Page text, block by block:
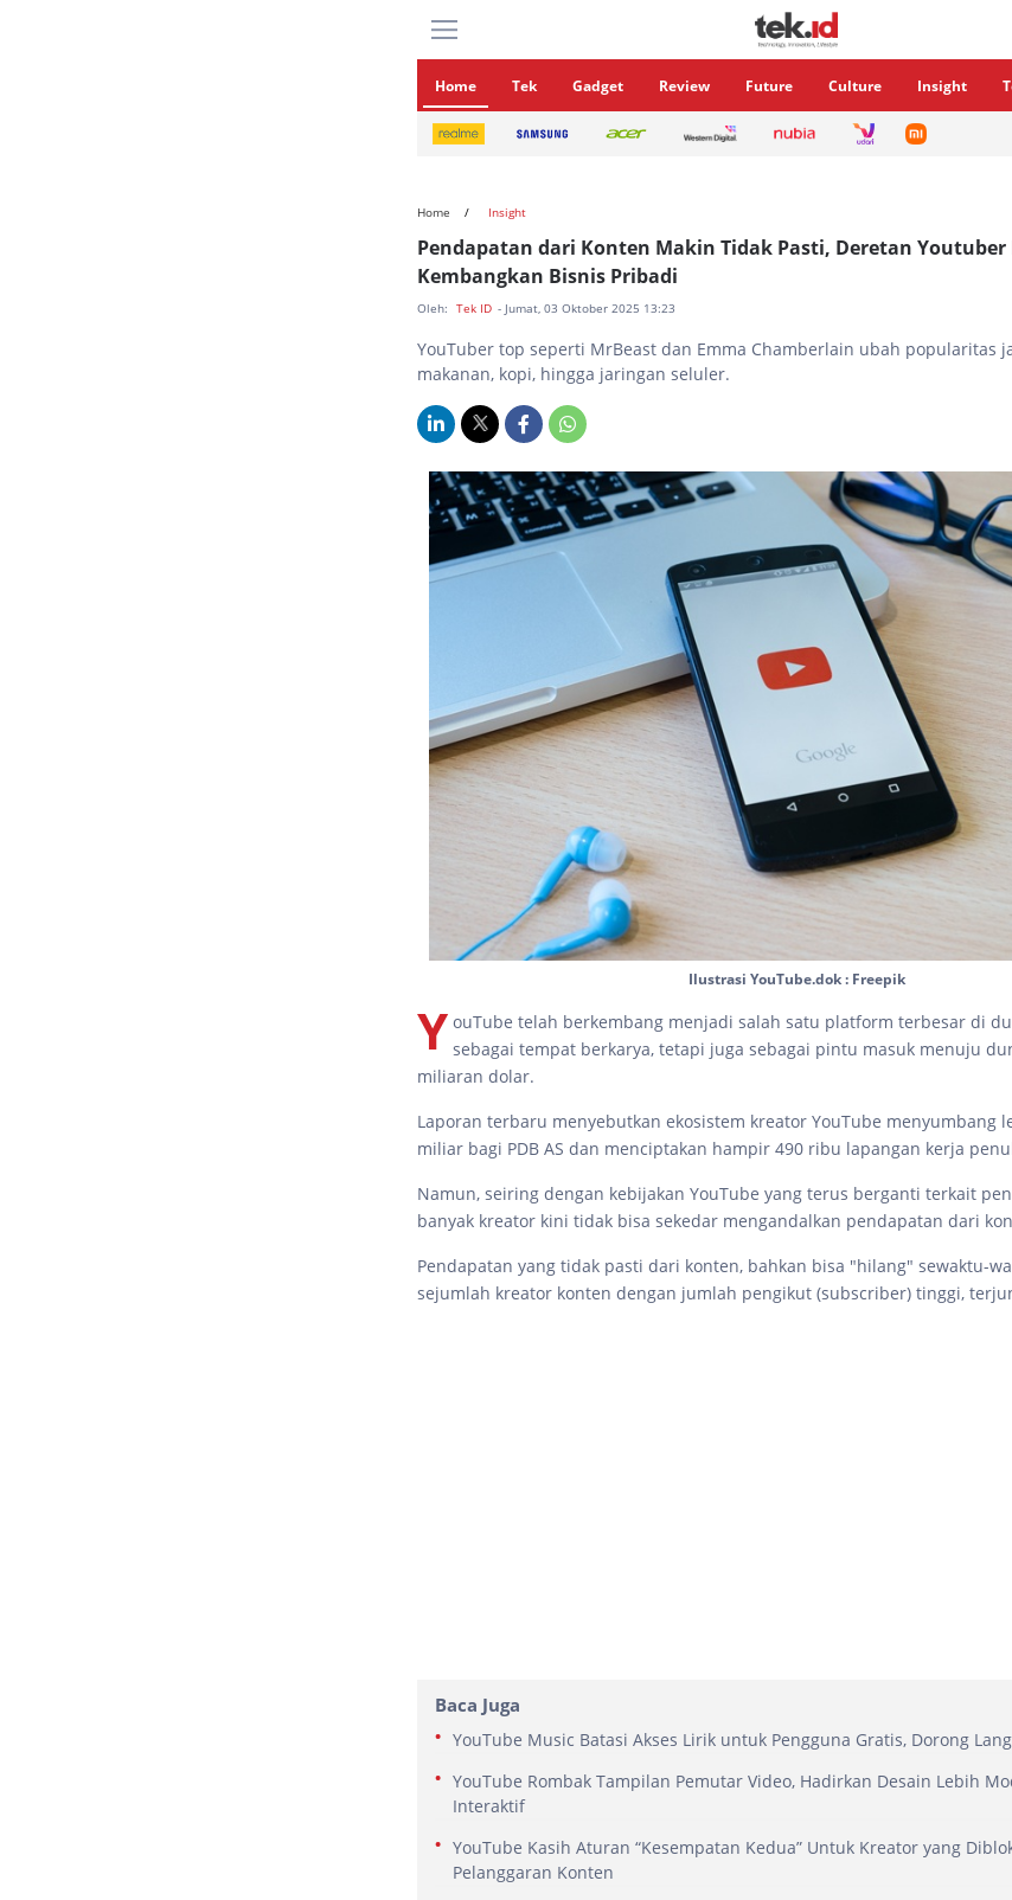
Home Tek Gadget Review Future Culture Insight
Home Insight
Pendapatan dari Konten Makin Tidak Pasti, Deretan Youtuber
Kembangkan Bisnis Pribadi
Oleh: Tek ID - Jumat, 03 Oktober 2025 13:23
YouTuber top seperti MrBeast dan Emma Chamberlain ubah popularitas
makanan, kopi, hingga jaringan seluler.
Ilustrasi YouTube.dok : Freepik
Y ouTube telah berkembang menjadi salah satu platform terbesar di
sebagai tempat berkarya, tetapi juga sebagai pintu masuk menuju
miliaran dolar.
Laporan terbaru menyebutkan ekosistem kreator YouTube menyumbang
miliar bagi PDB AS dan menciptakan hampir 490 ribu lapangan kerja
Namun, seiring dengan kebijakan YouTube yang terus berganti terkait
banyak kreator kini tidak bisa sekedar mengandalkan pendapatan dari
Pendapatan yang tidak pasti dari konten, bahkan bisa "hilang" sewaktu-
sejumlah kreator konten dengan jumlah pengikut (subscriber) tinggi,
Baca Juga
YouTube Music Batasi Akses Lirik untuk Pengguna Gratis, Dorong
YouTube Rombak Tampilan Pemutar Video, Hadirkan Desain Lebih
Interaktif
YouTube Kasih Aturan “Kesempatan Kedua” Untuk Kreator yang
Pelanggaran Konten